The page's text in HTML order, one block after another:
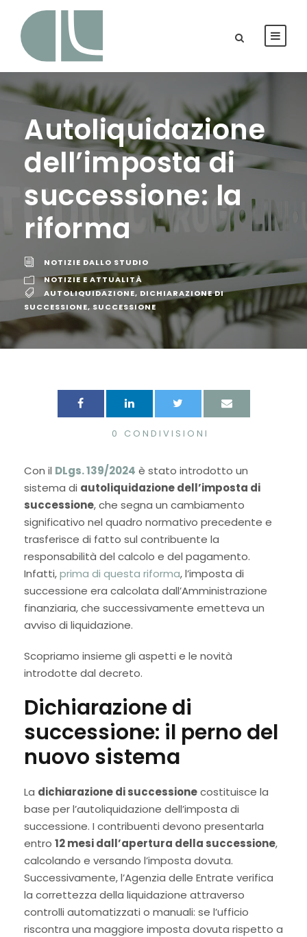
Autoliquidazione
dell’imposta di
successione: la
riforma
NOTIZIE DALLO STUDIO
NOTIZIE E ATTUALITÀ
AUTOLIQUIDAZIONE, DICHIARAZIONE DI
SUCCESSIONE, SUCCESSIONE
0 CONDIVISIONI
Con il DLgs. 139/2024 è stato introdotto un
sistema di autoliquidazione dell’imposta di
successione, che segna un cambiamento
significativo nel quadro normativo precedente e
trasferisce di fatto sul contribuente la
responsabilità del calcolo e del pagamento.
Infatti,prima di questa riforma, l’imposta di
successione era calcolata dall’Amministrazione
finanziaria, che successivamente emetteva un
avviso di liquidazione.
Scopriamo insieme gli aspetti e le novità
introdotte dal decreto.
Dichiarazione di
successione: il perno del
nuovo sistema
La dichiarazione di successionecostituisce la
base per l’autoliquidazione dell’imposta di
successione. I contribuenti devono presentarla
entro 12 mesi dall’apertura della successione,
calcolando e versando l’imposta dovuta.
Successivamente, l’Agenzia delle Entrate verifica
la correttezza della liquidazione attraverso
controlli automatizzati o manuali: se l’ufficio
riscontra una maggiore imposta dovuta rispetto a